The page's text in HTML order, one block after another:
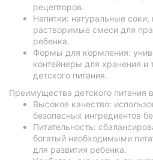
рецепторов.
Напитки: натуральные
растворимые смеси для
ребенка.
Формы для кормления:
контейнеры для хранения и
детского питания.
Преимущества детского питания
Высокое качество:
безопасных ингредиентов
Питательность:
богатый необходимыми
для развития ребенка.